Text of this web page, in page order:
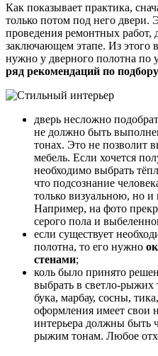
Как показывает практика,
только потом под него двери.
проведения ремонтных работ,
заключающем этапе. Из этого
нужно у дверного полотна по
ряд рекомендаций по
дверь несложно
не должно быть
тонах. Это не позволит
мебель. Если хочется
необходимо выбрать
что подсознание
только визуальною, но
Например, на фото
серого пола и
если существует
полотна, то его нужно
стенами;
коль было принято
выбрать в светло-рыжих
бука, марбау, сосны,
оформления имеет свои
интерьера должны быть
рыжим тонам. Любое